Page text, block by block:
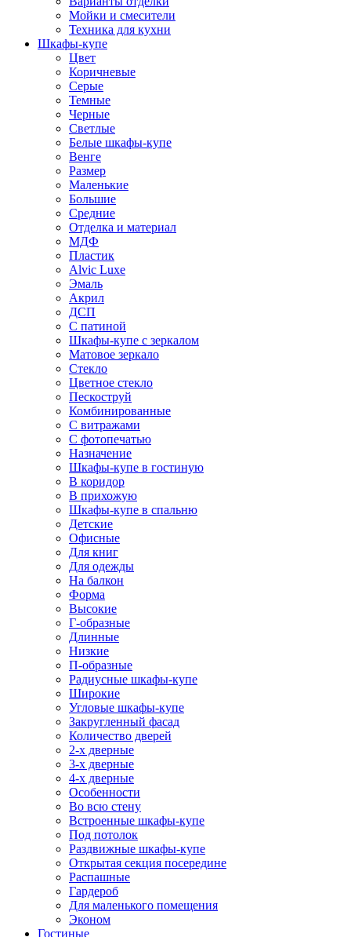
Мойки и смесители
Техника для кухни
Шкафы-купе
Цвет
Коричневые
Серые
Темные
Черные
Светлые
Белые шкафы-купе
Венге
Размер
Маленькие
Большие
Средние
Отделка и материал
МДФ
Пластик
Alvic Luxe
Эмаль
Акрил
ДСП
С патиной
Шкафы-купе с зеркалом
Матовое зеркало
Стекло
Цветное стекло
Пескоструй
Комбинированные
С витражами
С фотопечатью
Назначение
Шкафы-купе в гостиную
В коридор
В прихожую
Шкафы-купе в спальню
Детские
Офисные
Для книг
Для одежды
На балкон
Форма
Высокие
Г-образные
Длинные
Низкие
П-образные
Радиусные шкафы-купе
Широкие
Угловые шкафы-купе
Закругленный фасад
Количество дверей
2-х дверные
3-х дверные
4-х дверные
Особенности
Во всю стену
Встроенные шкафы-купе
Под потолок
Раздвижные шкафы-купе
Открытая секция посередине
Распашные
Гардероб
Для маленького помещения
Эконом
Гостиные